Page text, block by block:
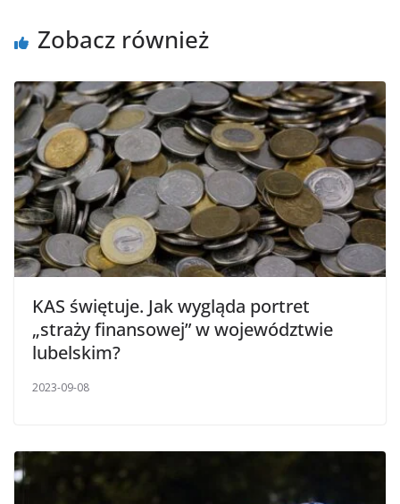
Zobacz również
KAS świętuje. Jak wygląda portret
„straży finansowej” w województwie
lubelskim?
2023-09-08